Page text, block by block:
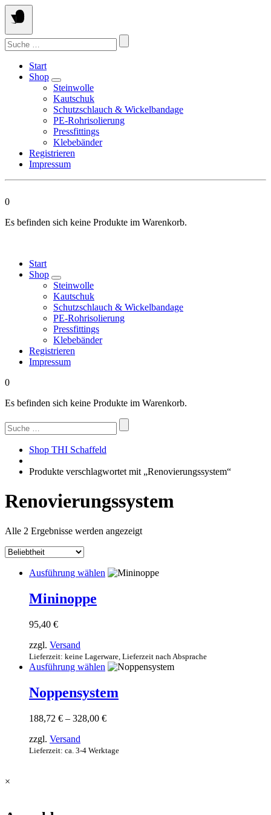
Springen
Sie
zum
Inhalt
Suchen
nach:
Start
Shop
Steinwolle
Kautschuk
Schutzschlauch & Wickelbandage
PE-Rohrisolierung
Pressfittings
Klebebänder
Registrieren
Impressum
0
Es befinden sich keine Produkte im Warenkorb.
Start
Shop
Steinwolle
Kautschuk
Schutzschlauch & Wickelbandage
PE-Rohrisolierung
Pressfittings
Klebebänder
Registrieren
Impressum
0
Es befinden sich keine Produkte im Warenkorb.
Suchen
nach:
Shop THI Schaffeld
Produkte verschlagwortet mit „Renovierungssystem“
Renovierungssystem
Alle 2 Ergebnisse werden angezeigtNach
Ausführung wählen Dieses
können
auf
Produktseite
gewählt
Mininoppe
95,40 €
zzgl. Versand
Lieferzeit: keine Lagerware, Lieferzeit nach Absprache
Ausführung wählen Dieses
mehrere
können
Noppensystem
188,72 € – 328,00 €Preisspanne:
328,00 €
zzgl. Versand
Lieferzeit: ca. 3-4 Werktage
×